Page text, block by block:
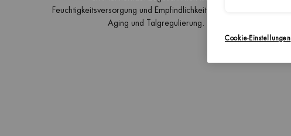
Feuchtigkeitsversorgung und Empfindlichkeit bis hin zu Anti-
Aging und Talgregulierung.
Cookie-Einstellungen